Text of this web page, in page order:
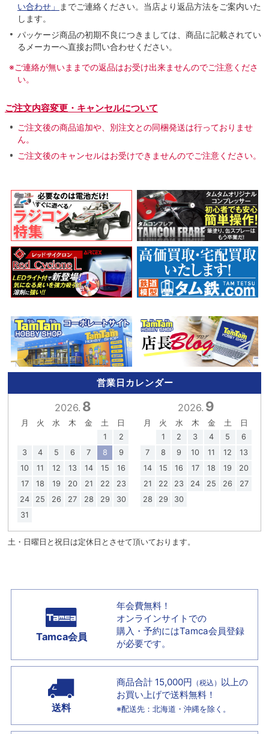
い合わせ」
までご連絡ください。当店より返品方法をご案内いた
します。
パッケージ商品の初期不良につきましては、商品に記載されてい
るメーカーへ直接お問い合わせください。
※ご連絡が無いままでの返品はお受け出来ませんのでご注意くださ
い。
ご注文内容変更・キャンセルについて
ご注文後の商品追加や、別注文との同梱発送は行っておりませ
ん。
ご注文後のキャンセルはお受けできませんのでご注意ください。
営業日カレンダー
2026. 8
月 火 水 木 金 土
日
1
2
3
4 5 6 7 8
9
10
11 12 13 14 15
16
17
18 19 20 21 22
23
24
25 26 27 28 29
30
31
2026. 9
月 火 水 木 金 土
日
1
2 3 4 5
6
7
8 9 10 11 12
13
14
15 16 17 18 19
20
21
22 23 24 25 26
27
28
29 30
土・日曜日と祝日は定休日とさせて頂いております。
Tamca会員
年会費無料！
オンラインサイトでの
購入・予約にはTamca会員登録
が必要です。
送料
商品合計 15,000円 （税込） 以上の
お買い上げで送料無料！
※配送先：北海道・沖縄を除く。